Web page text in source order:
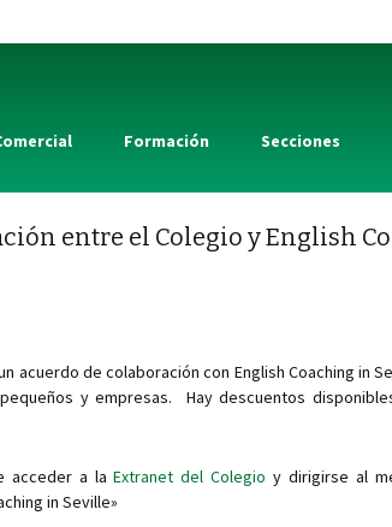
Formación Secciones
entre el Colegio y English
acuerdo de colaboración con English Coaching in
y empresas. Hay descuentos
acceder a laExtranet del Colegio y dirigirse al
in Seville»